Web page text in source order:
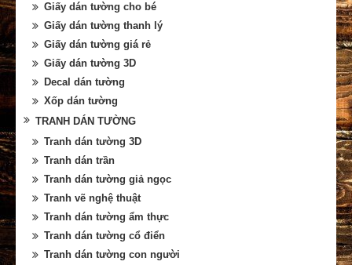
Giấy dán tường cho bé
Giấy dán tường thanh lý
Giấy dán tường giá rẻ
Giấy dán tường 3D
Decal dán tường
Xốp dán tường
TRANH DÁN TƯỜNG
Tranh dán tường 3D
Tranh dán trần
Tranh dán tường giả ngọc
Tranh vẽ nghệ thuật
Tranh dán tường ẩm thực
Tranh dán tường cổ điển
Tranh dán tường con người